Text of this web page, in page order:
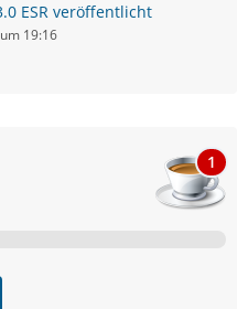
ESR veröffentlicht
19:16
1